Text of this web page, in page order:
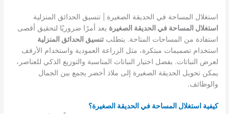
استغلال المساحة في الحديقة الصغيرة | تنسيق الحدائق المنزلية
استغلال المساحة في الحديقة الصغيرة يعد أمرًا ضروريًا لتحقيق أقصى
استفادة من المساحات المتاحة. يتطلبتنسيق الحدائق المنزلية
استخدام تصميمات مبتكرة، مثل الزراعة العمودية واستخدام الأرفف
لعرض النباتات. بفضل اختيار النباتات المناسبة والتوزيع الذكي للعناصر،
يمكن تحويل الحديقة الصغيرة إلى ملاذ أخضر يجمع بين الجمال
والوظائف.
كيفية استغلال المساحة في الحديقة الصغيرة؟